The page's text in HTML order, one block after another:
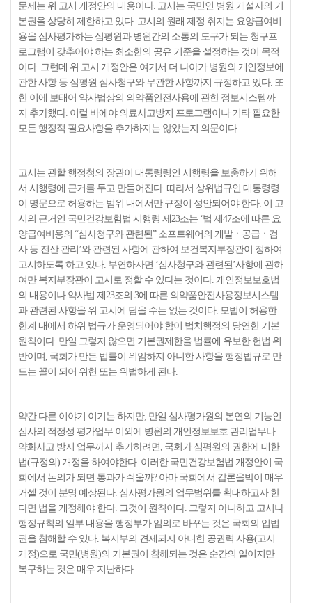
문제는 위 고시 개정안의 내용이다. 고시는 국민인 병원 개설자의 기
본권을 상당히 제한하고 있다. 고시의 원래 제정 취지는 요양급여비
용을 심사평가하는 심평원과 병원간의 소통의 도구가 되는 청구프
로그램이 갖추어야 하는 최소한의 공유 기준을 설정하는 것이 목적
이다. 그런데 위 고시 개정안은 여기서 더 나아가 병원의 개인정보에
관한 사항 등 심평원 심사청구와 무관한 사항까지 규정하고 있다. 또
한 이에 보태어 약사법상의 의약품안전사용에 관한 정보시스템까
지 추가했다. 이럴 바에야 의료사고방지 프로그램이나 기타 필요한
모든 행정적 필요사항을 추가하지는 않았는지 의문이다.
고시는 관할 행정청의 장관이 대통령령인 시행령을 보충하기 위해
서 시행령에 근거를 두고 만들어진다. 따라서 상위법규인 대통령령
이 명문으로 허용하는 범위 내에서만 규정이 성안되어야 한다. 이 고
시의 근거인 국민건강보험법 시행령 제23조는 ‘법 제47조에 따른 요
양급여비용의 “심사청구와 관련된” 소프트웨어의 개발ㆍ공급ㆍ검
사 등 전산 관리’와 관련된 사항에 관하여 보건복지부장관이 정하여
고시하도록 하고 있다. 부연하자면 ‘심사청구와 관련된’사항에 관하
여만 복지부장관이 고시로 정할 수 있다는 것이다. 개인정보보호법
의 내용이나 약사법 제23조의 3에 따른 의약품안전사용정보시스템
과 관련된 사항을 위 고시에 담을 수는 없는 것이다. 모법이 허용한
한계 내에서 하위 법규가 운영되어야 함이 법치행정의 당연한 기본
원칙이다. 만일 그렇지 않으면 기본권제한을 법률에 유보한 헌법 위
반이며, 국회가 만든 법률이 위임하지 아니한 사항을 행정법규로 만
드는 꼴이 되어 위헌 또는 위법하게 된다.
약간 다른 이야기 이기는 하지만, 만일 심사평가원의 본연의 기능인
심사의 적정성 평가업무 이외에 병원의 개인정보보호 관리업무나
약화사고 방지 업무까지 추가하려면, 국회가 심평원의 권한에 대한
법(규정의) 개정을 하여야한다. 이러한 국민건강보험법 개정안이 국
회에서 논의가 되면 통과가 쉬울까? 아마 국회에서 갑론을박이 매우
거셀 것이 분명 예상된다. 심사평가원의 업무범위를 확대하고자 한
다면 법을 개정해야 한다. 그것이 원칙이다. 그렇지 아니하고 고시나
행정규칙의 일부 내용을 행정부가 임의로 바꾸는 것은 국회의 입법
권을 침해할 수 있다. 복지부의 견제되지 아니한 공권력 사용(고시
개정)으로 국민(병원)의 기본권이 침해되는 것은 순간의 일이지만
복구하는 것은 매우 지난하다.